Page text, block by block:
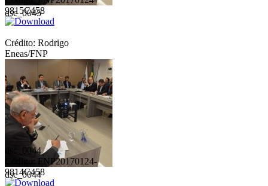
dsc_0045
9815C458
Crédito: Rodrigo
Eneas/FNP
dsc_0044
dsc_0044
Código: FNP20170124-
9814C458